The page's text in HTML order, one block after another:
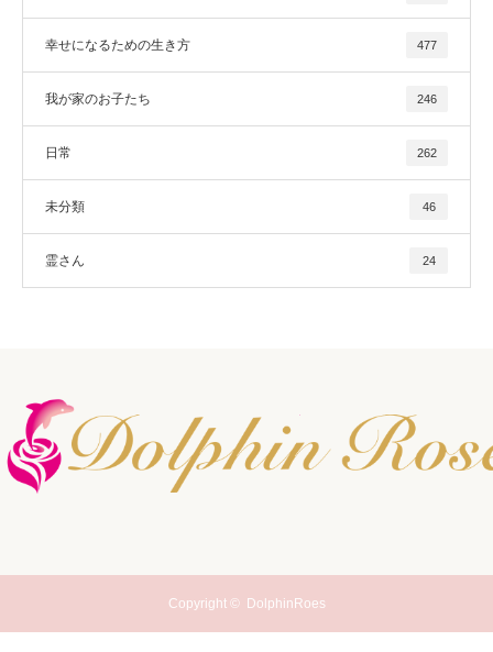
幸せになるための生き方 477
我が家のお子たち 246
日常 262
未分類 46
霊さん 24
Copyright © DolphinRoes